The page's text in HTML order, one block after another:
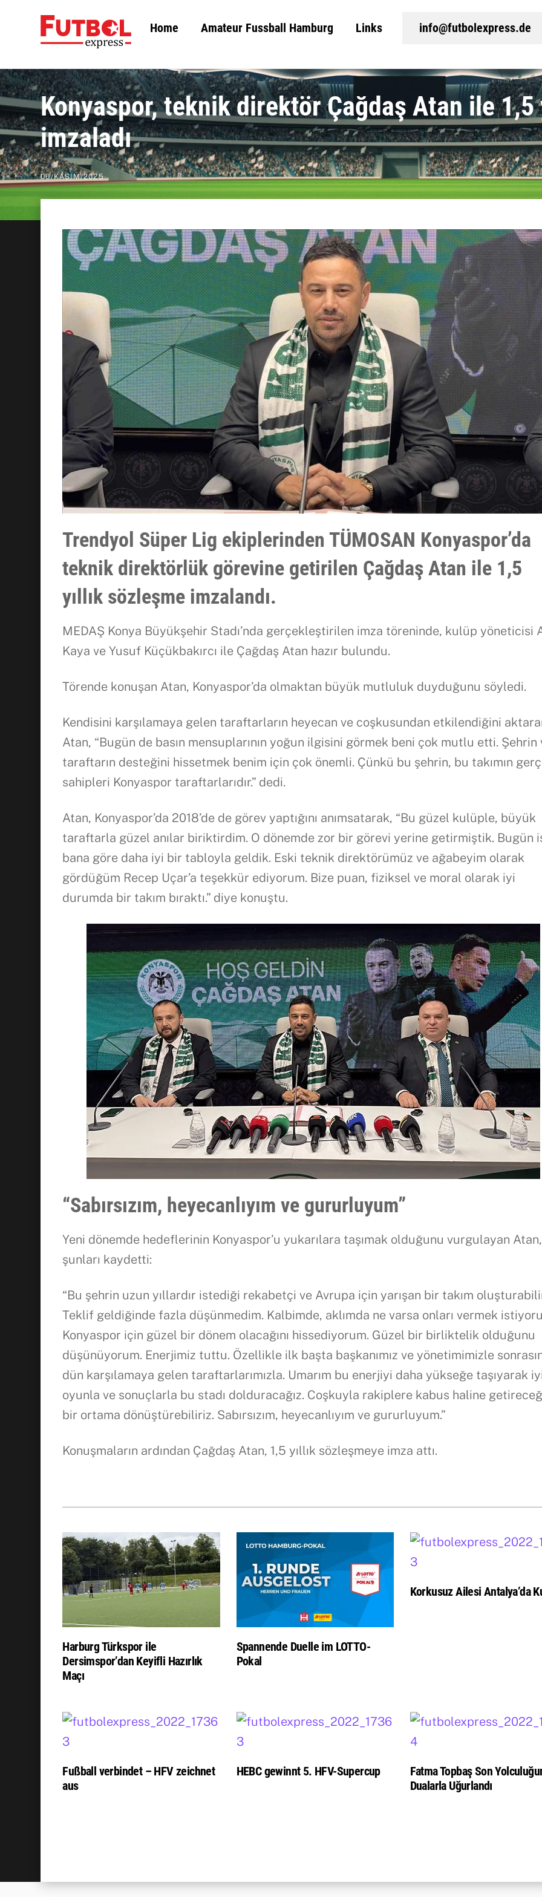
content
Home Amateur Fussball Hamburg Links info@futbolexpress.de
Konyaspor, teknik direktör Çağdaş Atan ile 1,5
imzaladı
06/KASIM/2025
Trendyol Süper Lig ekiplerinden TÜMOSAN Konyaspor’da
teknik direktörlük görevine getirilen Çağdaş Atan ile 1,5
yıllık sözleşme imzalandı.
MEDAŞ Konya Büyükşehir Stadı’nda gerçekleştirilen imza töreninde, kulüp yöneticisi
Kaya ve Yusuf Küçükbakırcı ile Çağdaş Atan hazır bulundu.
Törende konuşan Atan, Konyaspor’da olmaktan büyük mutluluk duyduğunu söyledi.
Kendisini karşılamaya gelen taraftarların heyecan ve coşkusundan etkilendiğini
Atan, “Bugün de basın mensuplarının yoğun ilgisini görmek beni çok mutlu etti. Şehrin
taraftarın desteğini hissetmek benim için çok önemli. Çünkü bu şehrin, bu takımın
sahipleri Konyaspor taraftarlarıdır.” dedi.
Atan, Konyaspor’da 2018’de de görev yaptığını anımsatarak, “Bu güzel kulüple, büyük
taraftarla güzel anılar biriktirdim. O dönemde zor bir görevi yerine getirmiştik. Bugün
bana göre daha iyi bir tabloyla geldik. Eski teknik direktörümüz ve ağabeyim olarak
gördüğüm Recep Uçar’a teşekkür ediyorum. Bize puan, fiziksel ve moral olarak iyi
durumda bir takım bıraktı.” diye konuştu.
“Sabırsızım, heyecanlıyım ve gururluyum”
Yeni dönemde hedeflerinin Konyaspor’u yukarılara taşımak olduğunu vurgulayan Atan,
şunları kaydetti:
“Bu şehrin uzun yıllardır istediği rekabetçi ve Avrupa için yarışan bir takım
Teklif geldiğinde fazla düşünmedim. Kalbimde, aklımda ne varsa onları vermek
Konyaspor için güzel bir dönem olacağını hissediyorum. Güzel bir birliktelik olduğunu
düşünüyorum. Enerjimiz tuttu. Özellikle ilk başta başkanımız ve yönetimimizle
dün karşılamaya gelen taraftarlarımızla. Umarım bu enerjiyi daha yükseğe taşıyarak
oyunla ve sonuçlarla bu stadı dolduracağız. Coşkuyla rakiplere kabus haline
bir ortama dönüştürebiliriz. Sabırsızım, heyecanlıyım ve gururluyum.”
Konuşmaların ardından Çağdaş Atan, 1,5 yıllık sözleşmeye imza attı.
Harburg Türkspor ile
Dersimspor’dan Keyifli Hazırlık
Maçı
Spannende Duelle im LOTTO-
Pokal
Korkusuz Ailesi Antalya’da
Fußball verbindet – HFV zeichnet
aus
HEBC gewinnt 5. HFV-Supercup
Fatma Topbaş Son
Dualarla Uğurlandı